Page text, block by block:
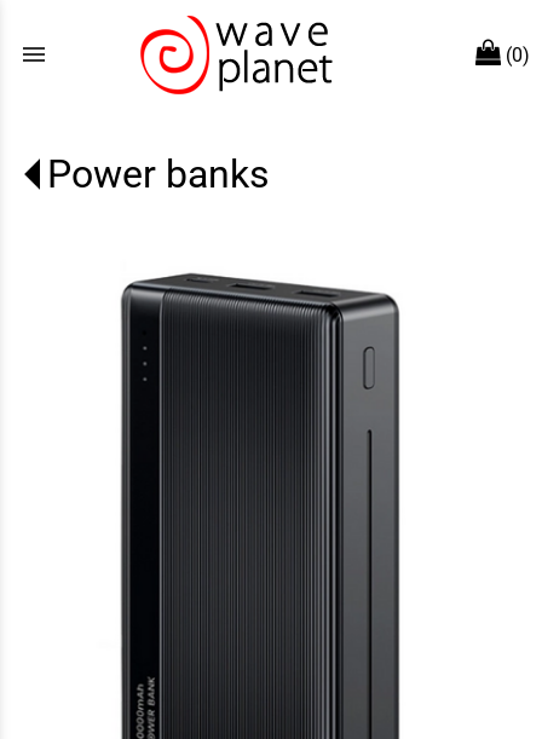
menu (0)
Power banks